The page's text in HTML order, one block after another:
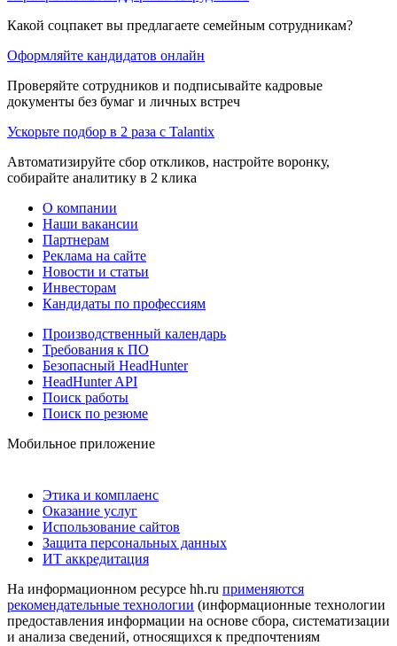
Какой соцпакет вы предлагаете семейным сотрудникам?
Оформляйте кандидатов онлайн
Проверяйте сотрудников и подписывайте кадровые
документы без бумаг и личных встреч
Ускорьте подбор в 2 раза с Talantix
Автоматизируйте сбор откликов, настройте воронку,
собирайте аналитику в 2 клика
О компании
Наши вакансии
Партнерам
Реклама на сайте
Новости и статьи
Инвесторам
Кандидаты по профессиям
Производственный календарь
Требования к ПО
Безопасный HeadHunter
HeadHunter API
Поиск работы
Поиск по резюме
Мобильное приложение
Этика и комплаенс
Оказание услуг
Использование сайтов
Защита персональных данных
ИТ аккредитация
На информационном ресурсе hh.ru применяются
рекомендательные технологии (информационные технологии
предоставления информации на основе сбора, систематизации
и анализа сведений, относящихся к предпочтениям